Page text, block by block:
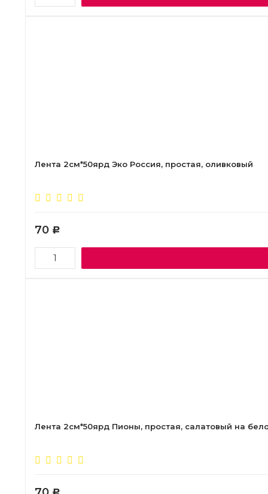
Лента 2см*50ярд Эко Россия, простая, оливковый
70 Р
Лента 2см*50ярд Пионы, простая, салатовый на
Р